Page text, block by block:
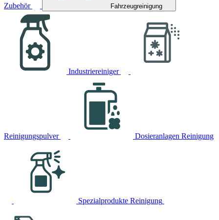
Zubehör Fahrzeugreinigung
Industriereiniger
Reinigungspulver Dosieranlagen Reinigung
Spezialprodukte Reinigung